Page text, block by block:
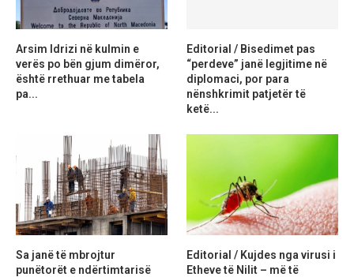
Arsim Idrizi në kulmin e
verës po bën gjum dimëror,
është rrethuar me tabela
pa...
Editorial / Bisedimet pas
“perdeve” janë legjitime në
diplomaci, por para
nënshkrimit patjetër të
ketë...
Sa janë të mbrojtur
punëtorët e ndërtimtarisë
Editorial / Kujdes nga virusi i
Etheve të Nilit – më të